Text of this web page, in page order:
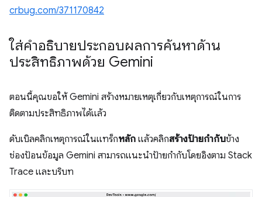
crbug.com/371170842
ใส่คำอธิบายประกอบผลการค้นหาด้าน
ประสิทธิภาพด้วย Gemini
ตอนนี้คุณขอให้ Gemini สร้างหมายเหตุเกี่ยวกับเหตุการณ์ในการ
ติดตามประสิทธิภาพได้แล้ว
ดับเบิลคลิกเหตุการณ์ในแทร็กหลัก แล้วคลิกสร้างป้ายกำกับข้าง
ช่องป้อนข้อมูล Gemini สามารถแนะนำป้ายกำกับโดยอิงตาม Stack
Trace และบริบท